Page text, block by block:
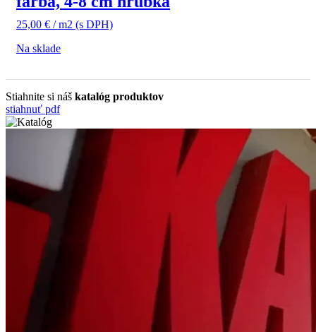
25,00 € / m2 (s DPH)
Na sklade
Stiahnite si náš katalóg produktov
stiahnuť pdf